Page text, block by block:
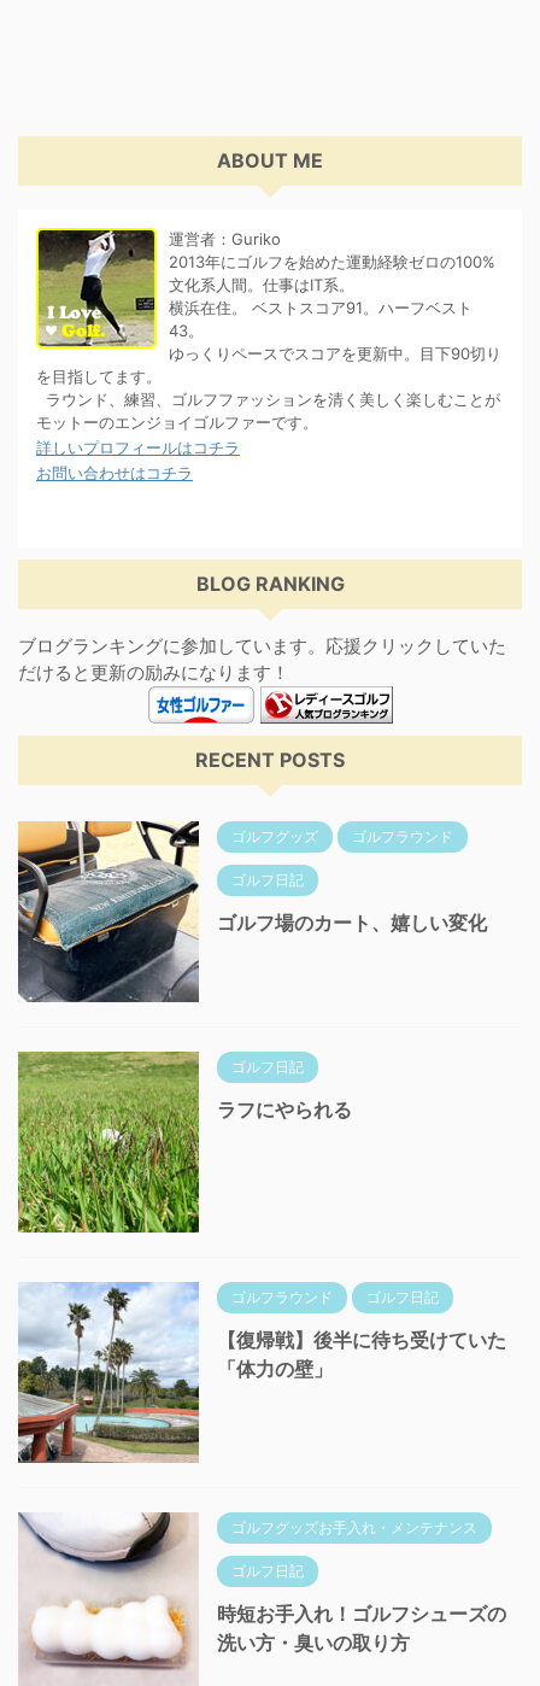
ABOUT ME
運営者：Guriko
2013年にゴルフを始めた運動経験ゼロの100%
文化系人間。仕事はIT系。
横浜在住。 ベストスコア91。ハーフベスト
43。
ゆっくりペースでスコアを更新中。目下90切り
を目指してます。
ラウンド、練習、ゴルフファッションを清く美しく楽しむことが
モットーのエンジョイゴルファーです。
詳しいプロフィールはコチラ
お問い合わせはコチラ
BLOG RANKING
ブログランキングに参加しています。応援クリックしていた
だけると更新の励みになります！
RECENT POSTS
ゴルフグッズ ゴルフラウンド
ゴルフ日記
ゴルフ場のカート、嬉しい変化
ゴルフ日記
ラフにやられる
ゴルフラウンド ゴルフ日記
【復帰戦】後半に待ち受けていた
「体力の壁」
ゴルフグッズお手入れ・メンテナンス
ゴルフ日記
時短お手入れ！ゴルフシューズの
洗い方・臭いの取り方